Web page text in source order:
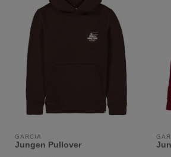
GARCIA
Jungen Pullover